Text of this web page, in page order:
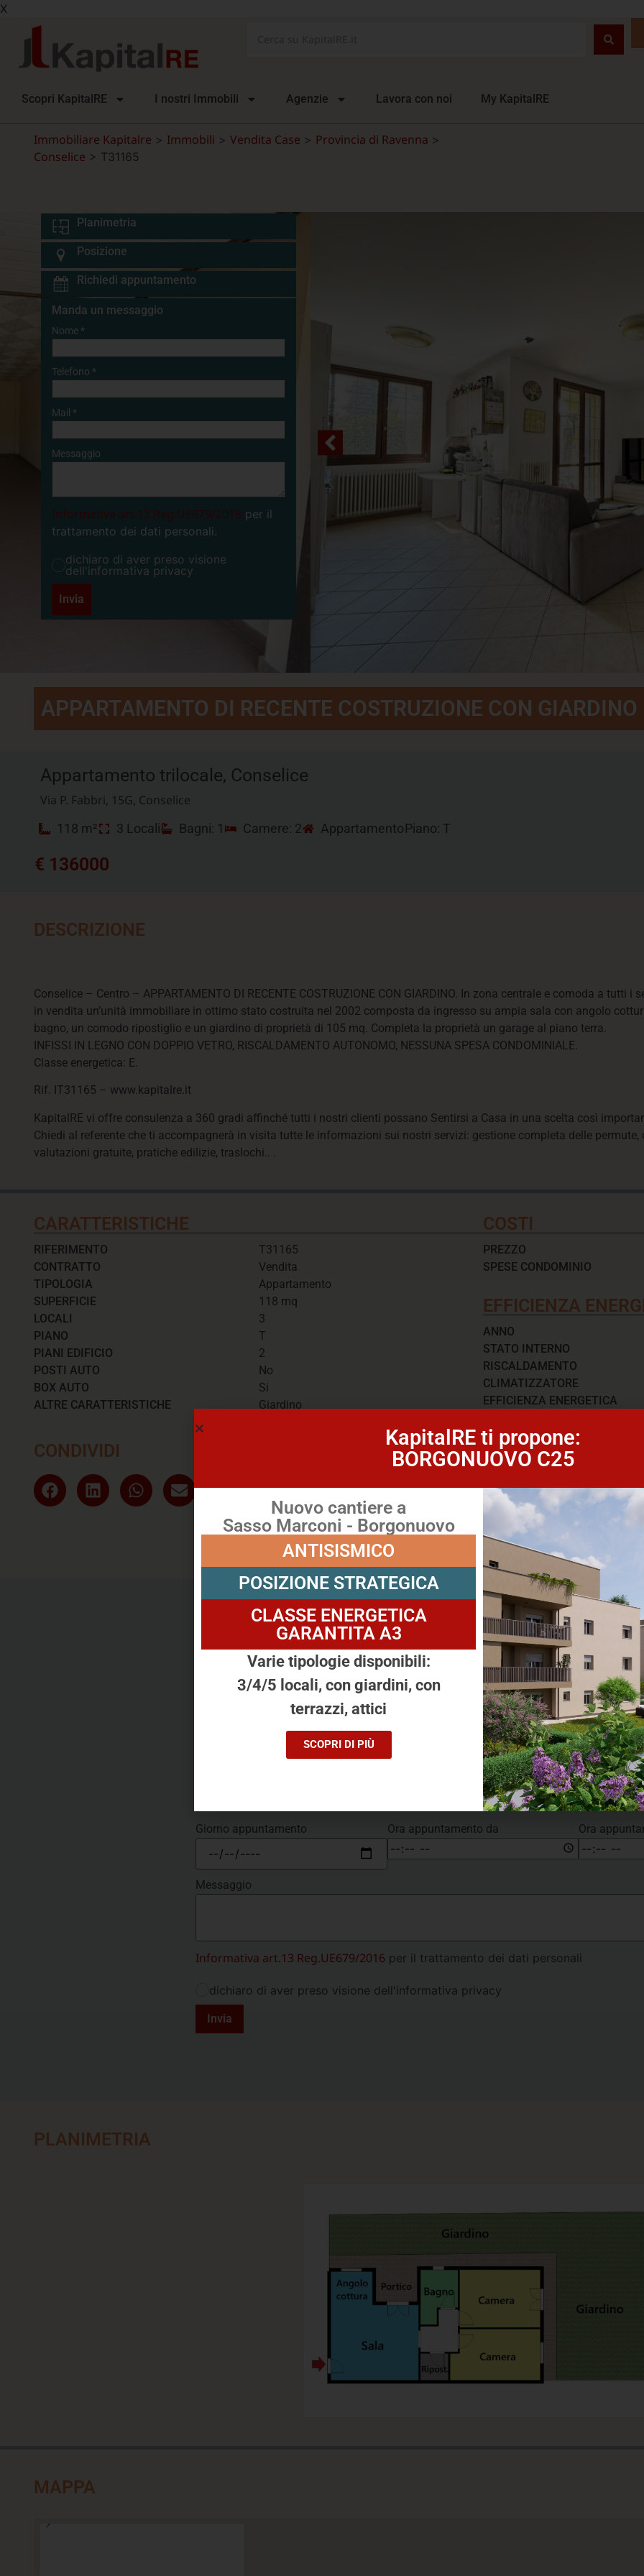
X
Scopri KapitalRE I nostri Immobili Agenzie Lavora con noi My KapitalRE
Immobiliare Kapitalre > Immobili > Vendita Case > Provincia di Ravenna >
Conselice > T31165
Planimetria
Posizione
Richiedi appuntamento
Manda un messaggio
Nome*
Telefono *
Mail *
Messaggio
Informativa art.13 Reg.UE679/2016 per il
trattamento dei dati personali.
dichiaro di aver preso visione
dell'informativa privacy
Invia
APPARTAMENTO DI RECENTE COSTRUZIONE CON GIARDINO
Appartamento trilocale, Conselice
Via P. Fabbri, 15G, Conselice
118 m² 3 Locali Bagni: 1 Camere: 2 AppartamentoPiano: T
€ 136000
DESCRIZIONE
Conselice – Centro – APPARTAMENTO DI RECENTE COSTRUZIONE CON GIARDINO. In zona centrale e comoda a
in vendita un’unità immobiliare in ottimo stato costruita nel 2002 composta da ingresso su ampia sala con angolo
bagno, un comodo ripostiglio e un giardino di proprietà di 105 mq. Completa la proprietà un garage al piano terra.
INFISSI IN LEGNO CON DOPPIO VETRO, RISCALDAMENTO AUTONOMO, NESSUNA SPESA CONDOMINIALE.
Classe energetica: E.
Rif. IT31165 – www.kapitalre.it
KapitalRE vi offre consulenza a 360 gradi affinché tutti i nostri clienti possano Sentirsi a Casa in una scelta così
Chiedi al referente che ti accompagnerà in visita tutte le informazioni sui nostri servizi: gestione completa delle
valutazioni gratuite, pratiche edilizie, traslochi.. .
CARATTERISTICHE
RIFERIMENTO
CONTRATTO
TIPOLOGIA
SUPERFICIE
LOCALI
PIANO
PIANI EDIFICIO
POSTI AUTO
BOX AUTO
ALTRE CARATTERISTICHE
T31165
Vendita
Appartamento
118 mq
3
T
2
No
Si
Giardino
COSTI
PREZZO
SPESE CONDOMINIO
EFFICIENZA
ANNO
STATO INTERNO
RISCALDAMENTO
CLIMATIZZATORE
EFFICIENZA ENERGETICA
CONDIVIDI
Ti piace questa soluzione? Prenota subito
Mail*
Appuntamento
Giorno appuntamento Ora appuntamento da Ora
Messaggio
Informativa art.13 Reg.UE679/2016 per il trattamento dei dati personali
dichiaro di aver preso visione dell'informativa privacy
Invia
PLANIMETRIA
MAPPA
KapitalRE ti propone:
BORGONUOVO C25
Nuovo cantiere a
Sasso Marconi - Borgonuovo
ANTISISMICO
POSIZIONE STRATEGICA
CLASSE ENERGETICA
GARANTITA A3
Varie tipologie disponibili:
3/4/5 locali, con giardini, con
terrazzi, attici
SCOPRI DI PIÙ